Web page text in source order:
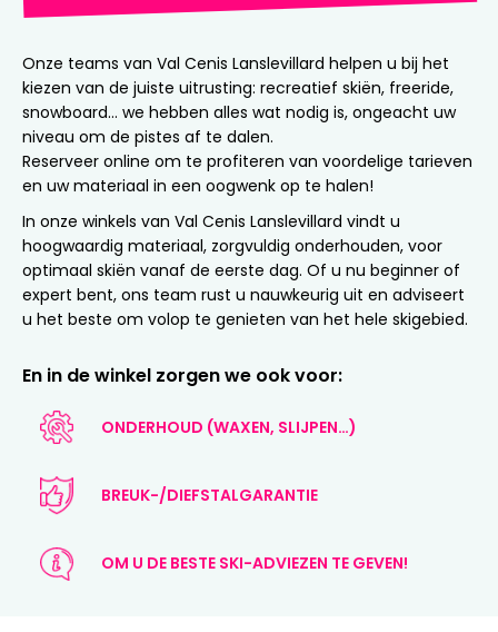
Onze teams van Val Cenis Lanslevillard helpen u bij het
kiezen van de juiste uitrusting: recreatief skiën, freeride,
snowboard… we hebben alles wat nodig is, ongeacht uw
niveau om de pistes af te dalen.
Reserveer online om te profiteren van voordelige tarieven
en uw materiaal in een oogwenk op te halen!
In onze winkels van Val Cenis Lanslevillard vindt u
hoogwaardig materiaal, zorgvuldig onderhouden, voor
optimaal skiën vanaf de eerste dag. Of u nu beginner of
expert bent, ons team rust u nauwkeurig uit en adviseert
u het beste om volop te genieten van het hele skigebied.
En in de winkel zorgen we ook voor:
ONDERHOUD (WAXEN, SLIJPEN…)
BREUK-/DIEFSTALGARANTIE
OM U DE BESTE SKI-ADVIEZEN TE GEVEN!